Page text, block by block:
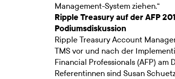
Management-System ziehen.“
Ripple Treasury auf der AFP
Podiumsdiskussion
Ripple Treasury Account
TMS vor und nach der
Financial Professionals (AFP) am
Referentinnen sind Susan